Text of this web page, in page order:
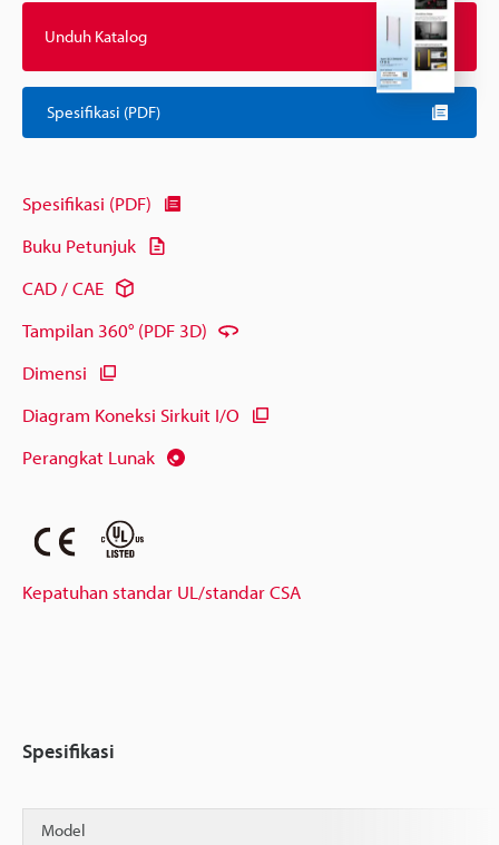
Unduh Katalog
Spesifikasi (PDF)
Spesifikasi (PDF)
Buku Petunjuk
CAD / CAE
Tampilan 360° (PDF 3D)
Dimensi
Diagram Koneksi Sirkuit I/O
Perangkat Lunak
Kepatuhan standar UL/standar CSA
Spesifikasi
Model